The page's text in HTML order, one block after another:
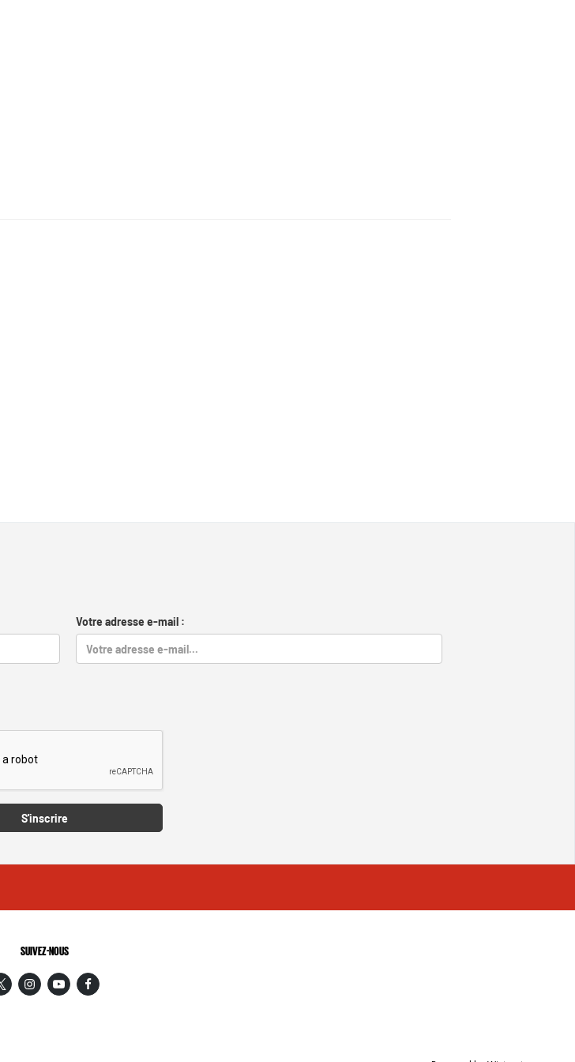
Votre adresse e-mail :
S'inscrire
SUIVEZ-NOUS